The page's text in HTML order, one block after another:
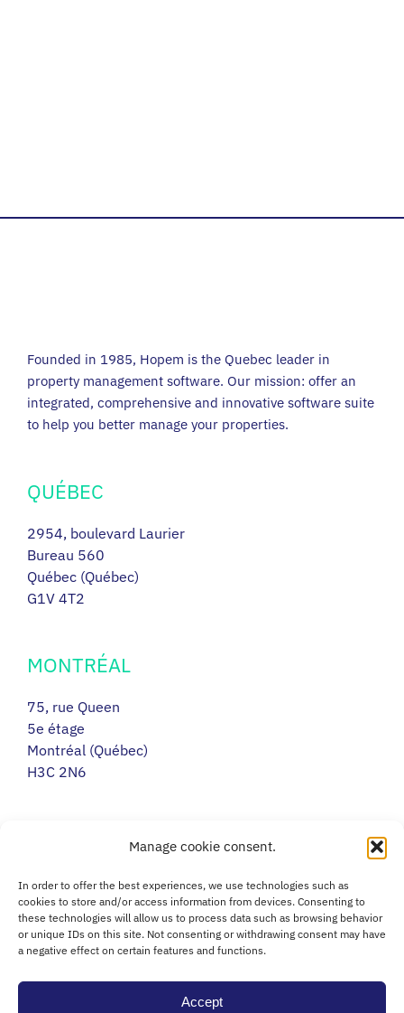
Manage cookie consent.
In order to offer the best experiences, we use technologies such as
cookies to store and/or access information from devices. Consenting to
these technologies will allow us to process data such as browsing behavior
or unique IDs on this site. Not consenting or withdrawing consent may have
a negative effect on certain features and functions.
Accept
Founded in 1985, Hopem is the Quebec leader in
property management software. Our mission: offer an
integrated, comprehensive and innovative software suite
to help you better manage your properties.
QUÉBEC
2954, boulevard Laurier
Bureau 560
Québec (Québec)
G1V 4T2
MONTRÉAL
75, rue Queen
5e étage
Montréal (Québec)
H3C 2N6
217, avenue Léonidas Sud
Porte 14
Rimouski (Québec)
G5L 2T5